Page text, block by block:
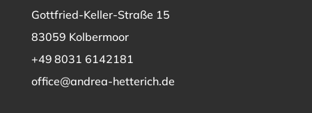
Gottfried-Keller-Straße 15
83059 Kolbermoor
+49 8031 6142181
office@andrea-hetterich.de